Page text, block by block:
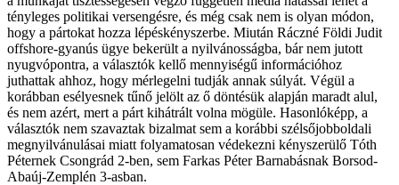
tényleges politikai versengésre, és még csak nem is olyan módon,
hogy a pártokat hozza lépéskényszerbe. Miután Ráczné Földi Judit
offshore-gyanús ügye bekerült a nyilvánosságba, bár nem jutott
nyugvópontra, a választók kellő mennyiségű információhoz
juthattak ahhoz, hogy mérlegelni tudják annak súlyát. Végül a
korábban esélyesnek tűnő jelölt az ő döntésük alapján maradt alul,
és nem azért, mert a párt kihátrált volna mögüle. Hasonlóképp, a
választók nem szavaztak bizalmat sem a korábbi szélsőjobboldali
megnyilvánulásai miatt folyamatosan védekezni kényszerülő Tóth
Péternek Csongrád 2-ben, sem Farkas Péter Barnabásnak Borsod-
Abaúj-Zemplén 3-asban.